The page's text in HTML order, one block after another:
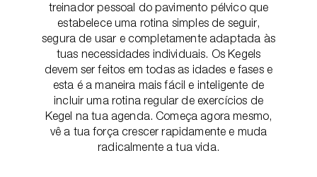
treinador pessoal do pavimento pélvico que
estabelece uma rotina simples de seguir,
segura de usar e completamente adaptada às
tuas necessidades individuais. Os Kegels
devem ser feitos em todas as idades e fases e
esta é a maneira mais fácil e inteligente de
incluir uma rotina regular de exercícios de
Kegel na tua agenda. Começa agora mesmo,
vê a tua força crescer rapidamente e muda
radicalmente a tua vida.